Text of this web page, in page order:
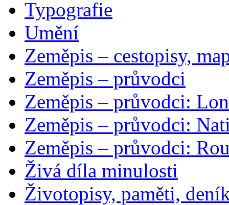
Typografie
Umění
Zeměpis – cestopisy,
Zeměpis – průvodci
Zeměpis – průvodci:
Zeměpis – průvodci:
Zeměpis – průvodci:
Živá díla minulosti
Životopisy, paměti,